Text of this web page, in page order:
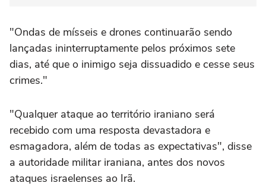
"Ondas de mísseis e drones continuarão sendo
lançadas ininterruptamente pelos próximos sete
dias, até que o inimigo seja dissuadido e cesse seus
crimes."
"Qualquer ataque ao território iraniano será
recebido com uma resposta devastadora e
esmagadora, além de todas as expectativas", disse
a autoridade militar iraniana, antes dos novos
ataques israelenses ao Irã.